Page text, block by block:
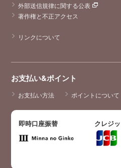
外部送信規律に関する公表
著作権と不正アクセス
リンクについて
お支払い&ポイント
お支払い方法 ポイントについて
即時口座振替 クレジ